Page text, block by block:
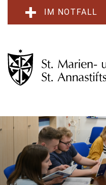
IM NOTFALL